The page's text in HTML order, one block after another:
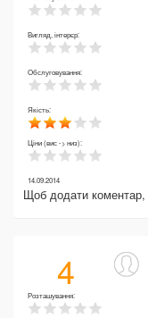
Вигляд, інтерєр:
Обслуговування:
Якість:
Ціни (вис -> низ):
14.09.2014
Щоб додати коментар,
4
Розташування: